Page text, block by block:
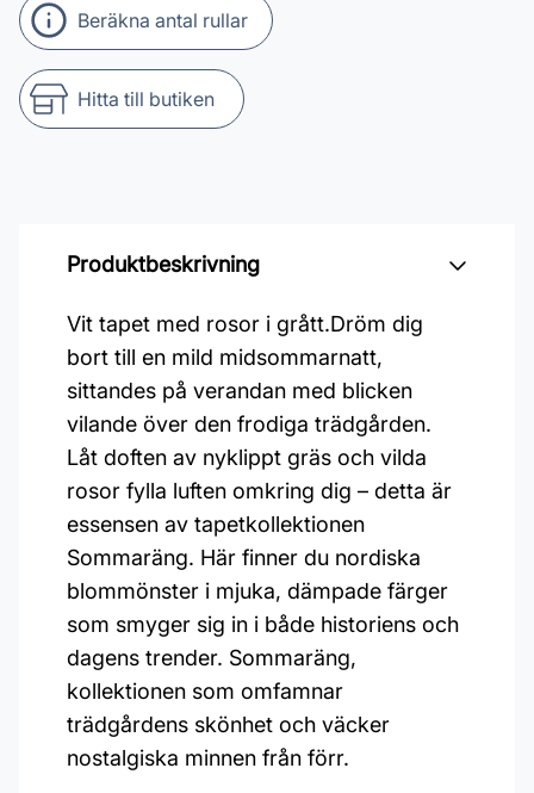
Beräkna antal rullar
Hitta till butiken
Produktbeskrivning
Vit tapet med rosor i grått.Dröm dig
bort till en mild midsommarnatt,
sittandes på verandan med blicken
vilande över den frodiga trädgården.
Låt doften av nyklippt gräs och vilda
rosor fylla luften omkring dig – detta är
essensen av tapetkollektionen
Sommaräng. Här finner du nordiska
blommönster i mjuka, dämpade färger
som smyger sig in i både historiens och
dagens trender. Sommaräng,
kollektionen som omfamnar
trädgårdens skönhet och väcker
nostalgiska minnen från förr.